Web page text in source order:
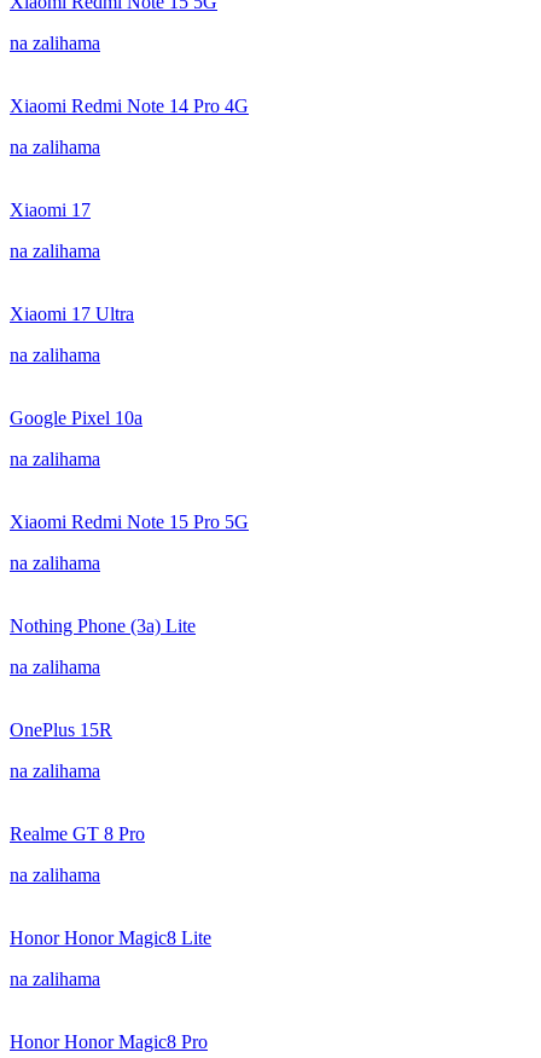
na zalihama
Xiaomi Redmi Note 14 Pro 4G
na zalihama
Xiaomi 17
na zalihama
Xiaomi 17 Ultra
na zalihama
Google Pixel 10a
na zalihama
Xiaomi Redmi Note 15 Pro 5G
na zalihama
Nothing Phone (3a) Lite
na zalihama
OnePlus 15R
na zalihama
Realme GT 8 Pro
na zalihama
Honor Honor Magic8 Lite
na zalihama
Honor Honor Magic8 Pro